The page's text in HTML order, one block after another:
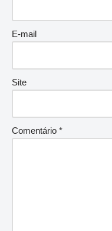
E-mail
Site
Comentário *